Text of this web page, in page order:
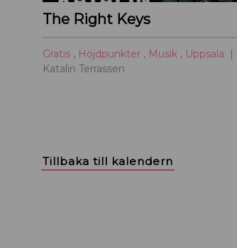
The Right Keys
Gratis , Höjdpunkter , Musik , Uppsala
Katalin Terrassen
Tillbaka till kalendern